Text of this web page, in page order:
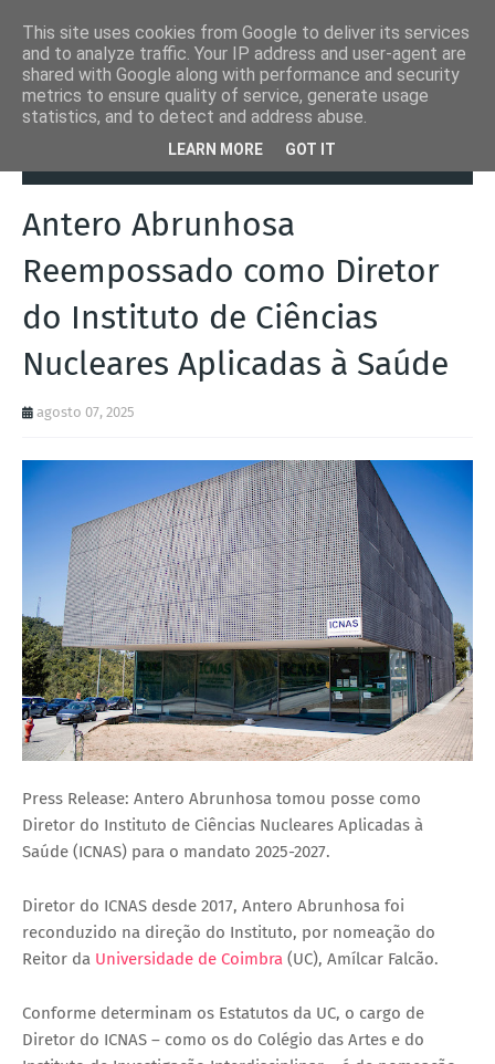
Coimbra
Antero Abrunhosa Reempossado como
Antero Abrunhosa
Reempossado como Diretor
do Instituto de Ciências
Nucleares Aplicadas à Saúde
agosto 07, 2025
Press Release: Antero Abrunhosa tomou posse como
Diretor do Instituto de Ciências Nucleares Aplicadas à
Saúde (ICNAS) para o mandato 2025-2027.
Diretor do ICNAS desde 2017, Antero Abrunhosa foi
reconduzido na direção do Instituto, por nomeação do
Reitor da Universidade de Coimbra (UC), Amílcar Falcão.
Conforme determinam os Estatutos da UC, o cargo de
Diretor do ICNAS – como os do Colégio das Artes e do
This site uses cookies from Google to deliver its services
and to analyze traffic. Your IP address and user-agent are
shared with Google along with performance and security
metrics to ensure quality of service, generate usage
statistics, and to detect and address abuse.
LEARN MORE GOT IT